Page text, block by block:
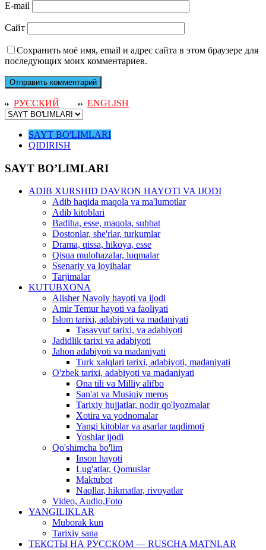
E-mail
Сайт
Сохранить моё имя, email и адрес сайта в этом браузере для
последующих моих комментариев.
РУССКИЙ ENGLISH
SAYT BO'LIMLARI
QIDIRISH
SAYT BO’LIMLARI
ADIB XURSHID DAVRON HAYOTI VA IJODI
Adib haqida maqola va ma'lumotlar
Adib kitoblari
Badiha, esse, maqola, suhbat
Dostonlar, she'rlar, turkumlar
Drama, qissa, hikoya, esse
Qisqa mulohazalar, luqmalar
Ssenariy va loyihalar
Tarjimalar
KUTUBXONA
Alisher Navoiy hayoti va ijodi
Amir Temur hayoti va faoliyati
Islom tarixi, adabiyoti va madaniyati
Tasavvuf tarixi, va adabiyoti
Jadidlik tarixi va adabiyoti
Jahon adabiyoti va madaniyati
Turk xalqlari tarixi, adabiyoti, madaniyati
O'zbek tarixi, adabiyoti va madaniyati
Ona tili va Milliy alifbo
San'at va Musiqiy meros
Tarixiy hujjatlar, nodir qo'lyozmalar
Xotira va yodnomalar
Yangi kitoblar va asarlar taqdimoti
Yoshlar ijodi
Qo'shimcha bo'lim
Inson hayoti
Lug'atlar, Qomuslar
Maktubot
Naqllar, hikmatlar, rivoyatlar
Video, Audio,Foto
YANGILIKLAR
Muborak kun
Tarixiy sana
ТЕКСТЫ НА РУССКОМ — RUSCHA MATNLAR